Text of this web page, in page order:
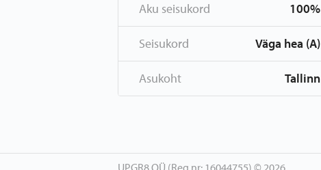
Aku seisukord 100%
Seisukord Väga hea (A)
Asukoht Tallinn
UPGR8 OÜ (Reg.nr: 16044755) © 2026